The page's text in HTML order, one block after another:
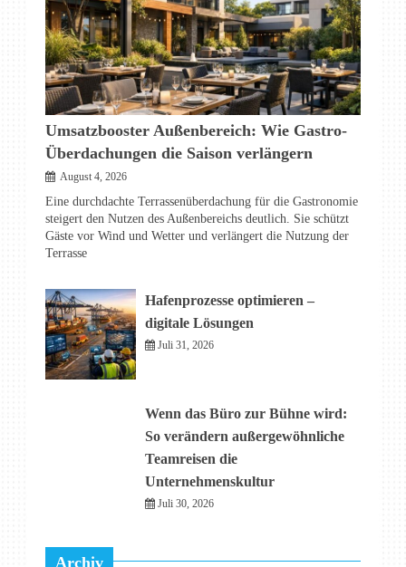
Umsatzbooster Außenbereich: Wie Gastro-
Überdachungen die Saison verlängern
August 4, 2026
Eine durchdachte Terrassenüberdachung für die Gastronomie
steigert den Nutzen des Außenbereichs deutlich. Sie schützt
Gäste vor Wind und Wetter und verlängert die Nutzung der
Terrasse
Hafenprozesse optimieren –
digitale Lösungen
Juli 31, 2026
Wenn das Büro zur Bühne wird:
So verändern außergewöhnliche
Teamreisen die
Unternehmenskultur
Juli 30, 2026
Archiv